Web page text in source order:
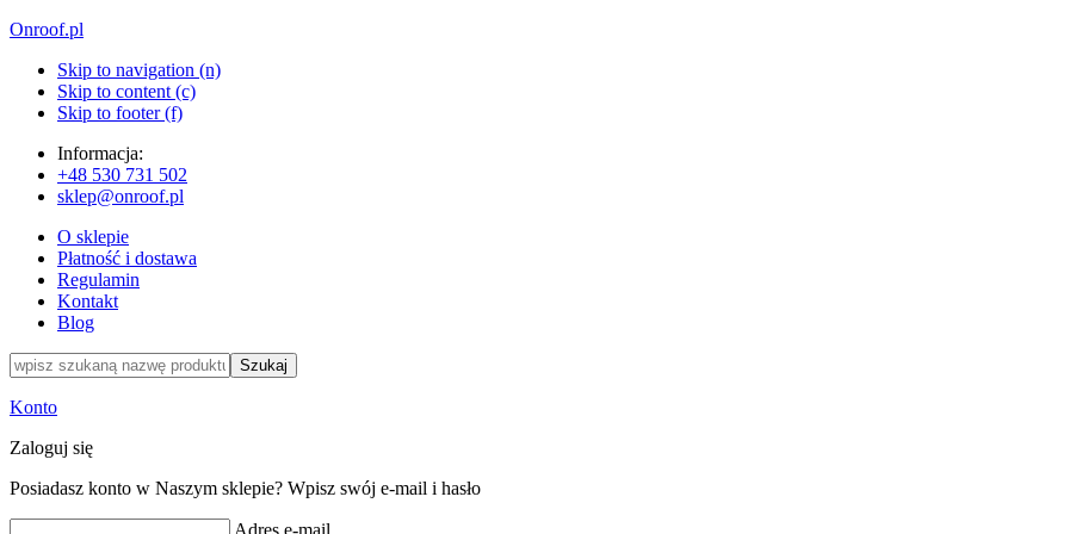
Onroof.pl
Skip to navigation (n)
Skip to content (c)
Skip to footer (f)
Informacja:
+48 530 731 502
sklep@onroof.pl
O sklepie
Płatność i dostawa
Regulamin
Kontakt
Blog
Szukaj
Konto
Zaloguj się
Posiadasz konto w Naszym sklepie? Wpisz swój e-mail i hasło
Adres e-mail